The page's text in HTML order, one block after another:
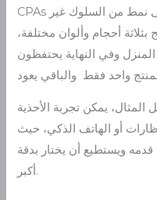
CPAs العالية لأن التوصيل المجاني أدى إلى نمط من السلوك غير
أحجام وألوان مختلفة،
وفي النهاية يحتفظون
يمكن تجربة الأحذية
أو الهاتف الذكي، حيث
ويستطيع أن يختار بدقة
أكبر.